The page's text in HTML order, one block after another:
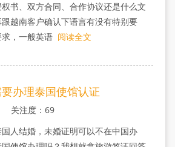
书、双方合同、合作协议还是什么文
越南客户确认下语言有没有特别要
，一般英语 阅读全文
办理泰国使馆认证
关注度：69
人结婚，未婚证明可以不在中国办